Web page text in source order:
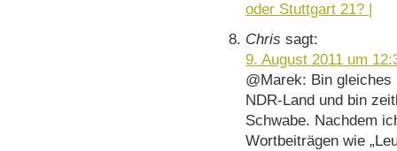
oder Stuttgart 21? |
Chris sagt:
9. August 2011 um
@Marek: Bin
NDR-Land und bin
Schwabe. Nachdem
Wortbeiträgen wie